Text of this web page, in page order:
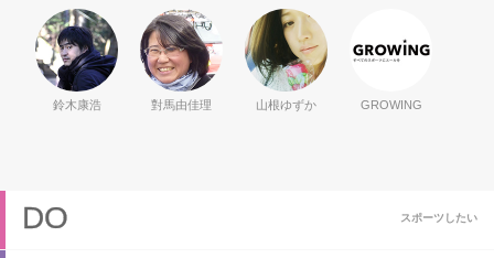
鈴木康浩 對馬由佳理 山根ゆずか GROWING
スポーツしたい
DO